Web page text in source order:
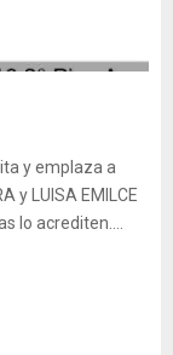
y emplaza a
y LUISA EMILCE
lo acrediten....